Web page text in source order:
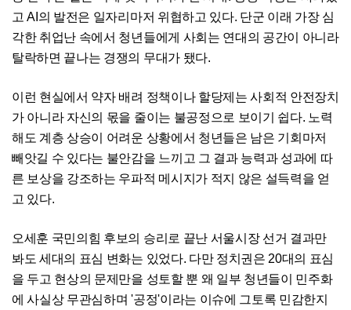
고 AI의 발전은 일자리마저 위협하고 있다. 단군 이래 가장 심
각한 취업난 속에서 청년들에게 사회는 연대의 공간이 아니라
탈락하면 끝나는 경쟁의 무대가 됐다.
이런 현실에서 약자 배려 정책이나 할당제는 사회적 안전장치
가 아니라 자신의 몫을 줄이는 불공정으로 보이기 쉽다. 노력
해도 계층 상승이 어려운 상황에서 청년들은 남은 기회마저
빼앗길 수 있다는 불안감을 느끼고 그 결과 능력과 성과에 따
른 보상을 강조하는 우파적 메시지가 적지 않은 설득력을 얻
고 있다.
오세훈 국민의힘 후보의 승리로 끝난 서울시장 선거 결과만
봐도 세대의 표심 변화는 있었다. 다만 정치권은 20대의 표심
을 두고 현상의 문제만을 성토할 뿐 왜 일부 청년들이 민주화
에 사실상 무관심하며 '공정'이라는 이슈에 그토록 민감한지